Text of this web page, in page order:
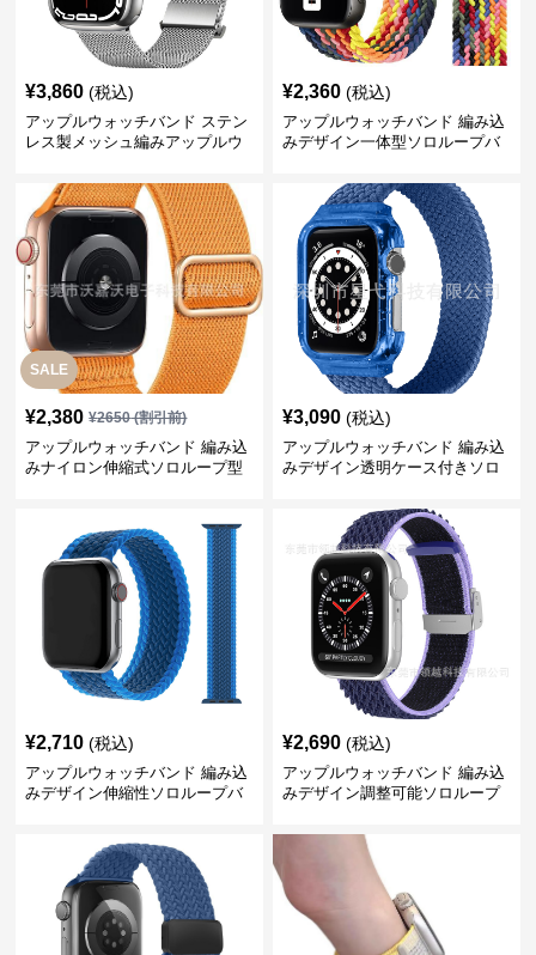
¥3,860 (税込)
アップルウォッチバンド ステン
レス製メッシュ編みアップルウ
¥2,360 (税込)
アップルウォッチバンド 編み込
みデザイン一体型ソロループバ
SALE
¥2,380 ¥2650(割引前)
アップルウォッチバンド 編み込
みナイロン伸縮式ソロループ型
¥3,090 (税込)
アップルウォッチバンド 編み込
みデザイン透明ケース付きソロ
¥2,710 (税込)
アップルウォッチバンド 編み込
みデザイン伸縮性ソロループバ
¥2,690 (税込)
アップルウォッチバンド 編み込
みデザイン調整可能ソロループ